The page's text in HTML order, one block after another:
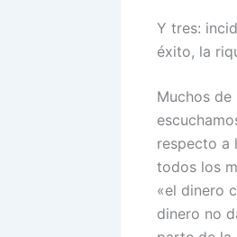
Y tres:
éxito, la
Muchos
respecto a
todos los
«el dinero
dinero no